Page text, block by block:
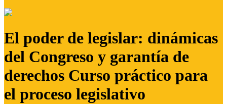
El poder de legislar: dinámicas
del Congreso y garantía de
derechos Curso práctico para
el proceso legislativo